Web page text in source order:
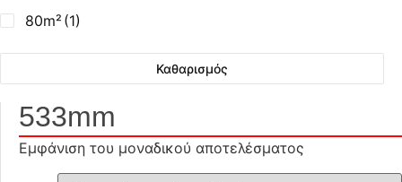
Ψησταριές
80m² (1)
Καθαρισμός
533mm
Εμφάνιση του μοναδικού αποτελέσματος